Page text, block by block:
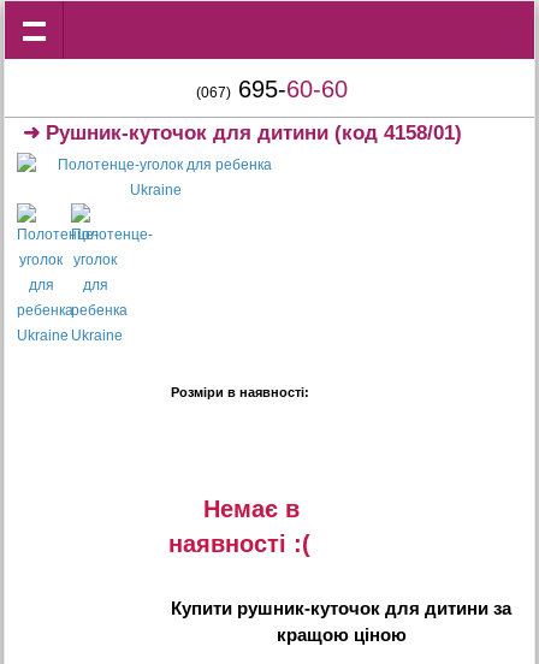
(067) 695-60-60
➜ Рушник-куточок для дитини (код 4158/01)
Розміри в наявності:
Немає в
наявностi :(
Купити рушник-куточок для дитини за
кращою ціною